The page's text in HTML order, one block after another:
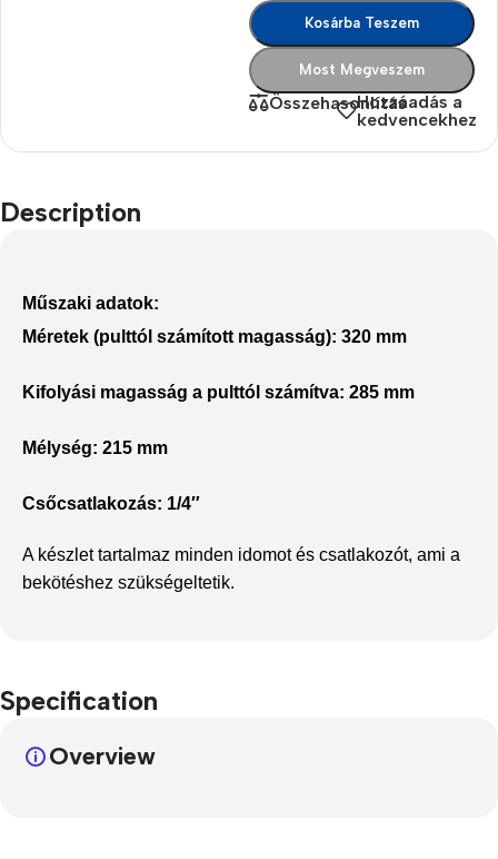
Kosárba Teszem
Most Megveszem
ÖsszehasonlításHozzáadás a
kedvencekhez
Description
Műszaki adatok:
Méretek (pulttól számított magasság): 320 mm
Kifolyási magasság a pulttól számítva: 285 mm
Mélység: 215 mm
Csőcsatlakozás: 1/4″
A készlet tartalmaz minden idomot és csatlakozót, ami a
bekötéshez szükségeltetik.
Specification
Overview